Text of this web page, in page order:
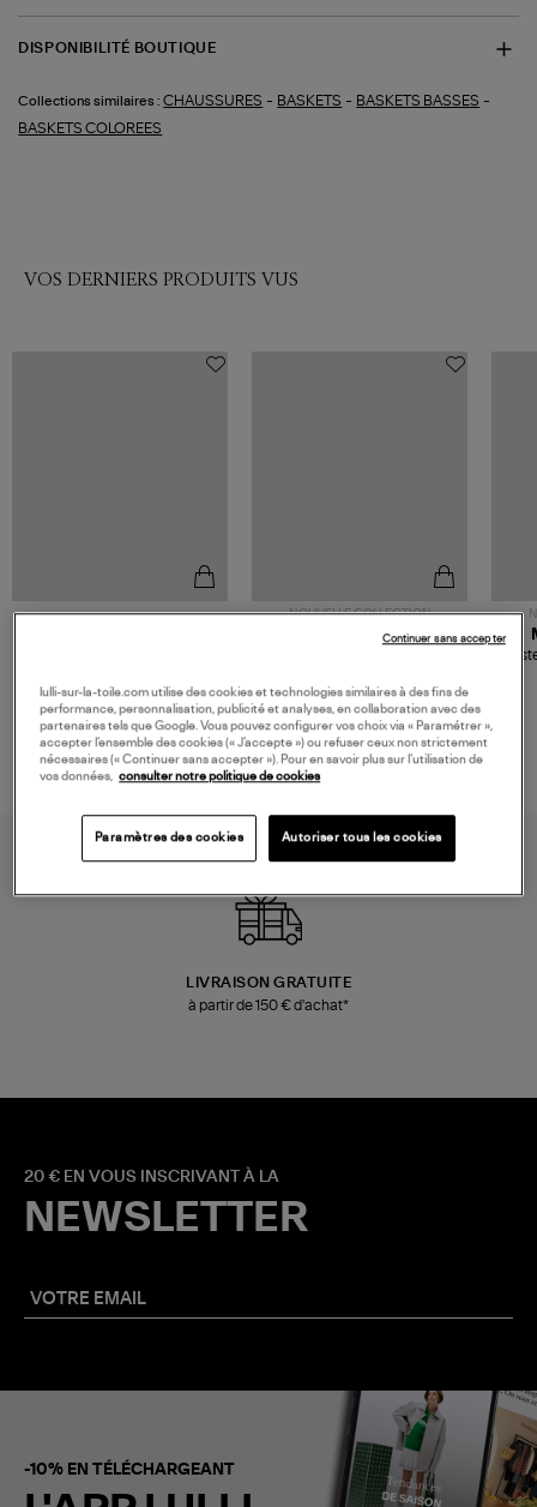
DISPONIBILITÉ BOUTIQUE
Collections similaires : CHAUSSURES - BASKETS - BASKETS BASSES -
BASKETS COLOREES
VOS DERNIERS PRODUITS VUS
NOUVELLE COLLECTION
TORAL
LIVRAISON GRATUITE
à partir de 150 € d'achat*
20 € EN VOUS INSCRIVANT À LA
NEWSLETTER
-10% EN TÉLÉCHARGEANT
lulli-sur-la-toile.com utilise des cookies et technologies similaires à des fins de
performance, personnalisation, publicité et analyses, en collaboration avec des
partenaires tels que Google. Vous pouvez configurer vos choix via « Paramétrer »,
accepter l’ensemble des cookies (« J’accepte ») ou refuser ceux non strictement
nécessaires (« Continuer sans accepter »). Pour en savoir plus sur l’utilisation de
vos données, consulter notre politique de cookies
Paramètres des cookies Autoriser tous les cookies
Continuer sans accepter